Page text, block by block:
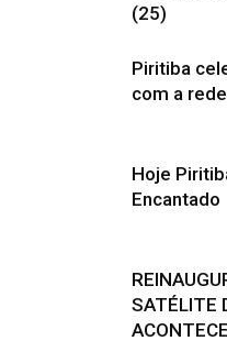
(25)
Piritiba
com a
Hoje
Encantado
SATÉLITE